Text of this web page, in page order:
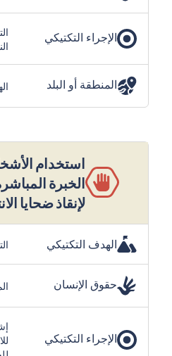
الإجراء التكتيكي
المنطقة أو البلد
استخدام
الخبرة
لإنقاذ ضحايا
الهدف التكتيكي
حقوق الإنسان المادة
الإجراء التكتيكي